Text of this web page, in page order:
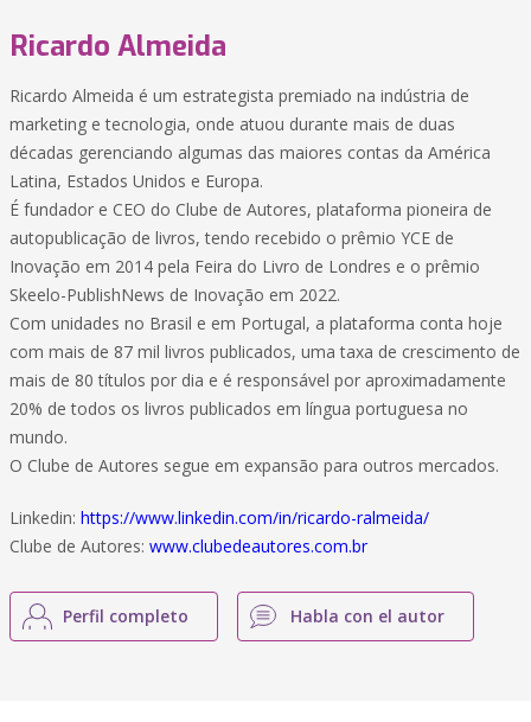
Ricardo Almeida
Ricardo Almeida é um estrategista premiado na indústria de
marketing e tecnologia, onde atuou durante mais de duas
décadas gerenciando algumas das maiores contas da América
Latina, Estados Unidos e Europa.
É fundador e CEO do Clube de Autores, plataforma pioneira de
autopublicação de livros, tendo recebido o prêmio YCE de
Inovação em 2014 pela Feira do Livro de Londres e o prêmio
Skeelo-PublishNews de Inovação em 2022.
Com unidades no Brasil e em Portugal, a plataforma conta hoje
com mais de 87 mil livros publicados, uma taxa de crescimento de
mais de 80 títulos por dia e é responsável por aproximadamente
20% de todos os livros publicados em língua portuguesa no
mundo.
O Clube de Autores segue em expansão para outros mercados.
Linkedin: https://www.linkedin.com/in/ricardo-ralmeida/
Clube de Autores: www.clubedeautores.com.br
Perfil completo Habla con el autor